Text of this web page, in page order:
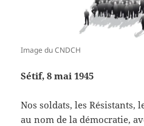
Image du CNDCH
Sétif, 8 mai 1945
Nos soldats, les Résistants,
au nom de la démocratie,